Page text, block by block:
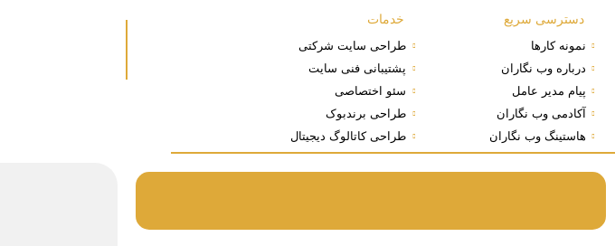
دسترسی سریع
نمونه کارها
درباره وب نگاران
پیام مدیر عامل
آکادمی وب نگاران
هاستینگ وب نگاران
خدمات
طراحی سایت شرکتی
پشتیبانی فنی سایت
سئو اختصاصی
طراحی برندبوک
طراحی کاتالوگ دیجیتال